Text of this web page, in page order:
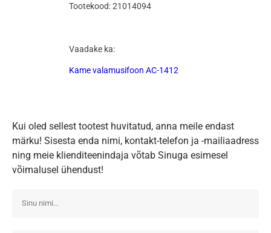
Tootekood: 21014094
Vaadake ka:
Kame valamusifoon AC-1412
Kui oled sellest tootest huvitatud, anna meile endast
märku! Sisesta enda nimi, kontakt-telefon ja -mailiaadress
ning meie klienditeenindaja võtab Sinuga esimesel
võimalusel ühendust!